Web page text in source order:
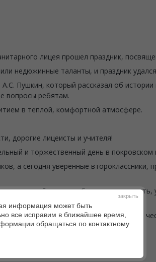
лицея прошел праздник,
недюжинные таланты, и праздник
Пушкин, который рассказал об
вопросы ребятам.
в теплой, комфортной атмосфере.
дорогие лицеисты и учителя!
и торжественный день в покровском
а сегодня уверенные второклассники,
в которой живут любовь и преданность,
гордого звания — лицеист! С
закрыть
информация может быть
все исправим в ближайшее время,
обращаться по контактному